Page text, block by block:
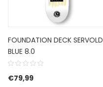
FOUNDATION DECK SERVOLD
BLUE 8.0
€79,99